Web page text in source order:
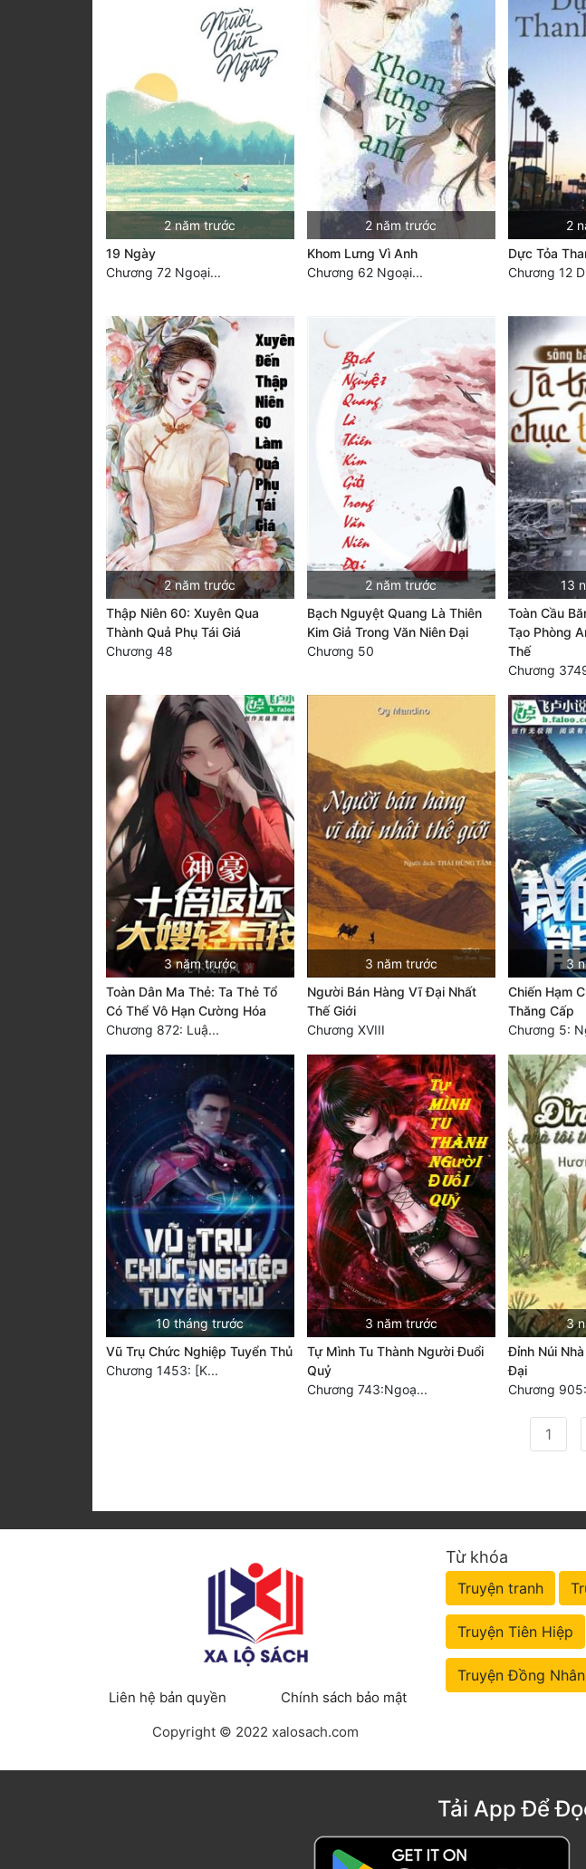
2 năm trước
19 Ngày
Chương 72 Ngoại...
2 năm trước
Khom Lưng Vì Anh
Chương 62 Ngoại...
2
Dực Tỏa
Chương 12
2 năm trước
Thập Niên 60: Xuyên Qua
Thành Quả Phụ Tái Giá
Chương 48
2 năm trước
Bạch Nguyệt Quang Là Thiên
Kim Giả Trong Văn Niên Đại
Chương 50
13
Toàn Cầu
Tạo Phòng
Thế
Chương
3 năm trước
Toàn Dân Ma Thẻ: Ta Thẻ Tổ
Có Thể Vô Hạn Cường Hóa
Chương 872: Luậ...
3 năm trước
Người Bán Hàng Vĩ Đại Nhất
Thế Giới
Chương XVIII
3
Chiến Hạm
Thăng Cấp
Chương 5:
10 tháng trước
Vũ Trụ Chức Nghiệp Tuyển Thủ
Chương 1453: [K...
3 năm trước
Tự Mình Tu Thành Người Đuổi
Quỷ
Chương 743:Ngoạ...
3
Đỉnh Núi
Đại
Chương
1
Liên hệ bản quyền
Chính sách bảo mật
Copyright © 2022 xalosach.com
Từ khóa
Truyện tranh
Truyện Tiên Hiệp
Truyện Đồng Nhân
Tải App Để